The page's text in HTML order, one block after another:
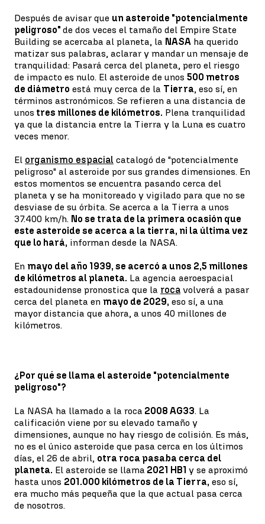
Después de avisar que un asteroide "potencialmente
peligroso" de dos veces el tamaño del Empire State
Building se acercaba al planeta, la NASA ha querido
matizar sus palabras, aclarar y mandar un mensaje de
tranquilidad: Pasará cerca del planeta, pero el riesgo
de impacto es nulo. El asteroide de unos 500 metros
de diámetro está muy cerca de la Tierra, eso sí, en
términos astronómicos. Se refieren a una distancia de
unos tres millones de kilómetros. Plena tranquilidad
ya que la distancia entre la Tierra y la Luna es cuatro
veces menor.
El organismo espacial catalogó de "potencialmente
peligroso" al asteroide por sus grandes dimensiones. En
estos momentos se encuentra pasando cerca del
planeta y se ha monitoreado y vigilado para que no se
desviase de su órbita. Se acerca a la Tierra a unos
37.400 km/h. No se trata de la primera ocasión que
este asteroide se acerca a la tierra, ni la última vez
que lo hará, informan desde la NASA.
En mayo del año 1939, se acercó a unos 2,5 millones
de kilómetros al planeta. La agencia aeroespacial
estadounidense pronostica que la roca volverá a pasar
cerca del planeta en mayo de 2029, eso sí, a una
mayor distancia que ahora, a unos 40 millones de
kilómetros.
¿Por qué se llama el asteroide "potencialmente
peligroso"?
La NASA ha llamado a la roca 2008 AG33. La
calificación viene por su elevado tamaño y
dimensiones, aunque no hay riesgo de colisión. Es más,
no es el único asteroide que pasa cerca en los últimos
días, el 26 de abril, otra roca pasaba cerca del
planeta. El asteroide se llama 2021 HB1 y se aproximó
hasta unos 201.000 kilómetros de la Tierra, eso sí,
era mucho más pequeña que la que actual pasa cerca
de nosotros.